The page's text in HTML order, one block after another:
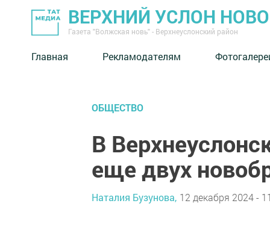
ВЕРХНИЙ УСЛОН
Газета "Волжская новь" - Верхнеуслонский район
Главная Рекламодателям
ОБЩЕСТВО
В
еще двух
Наталия Бузунова, 12 декабря 2024 -